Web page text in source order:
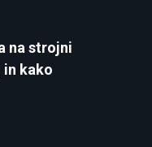
na strojni
in kako